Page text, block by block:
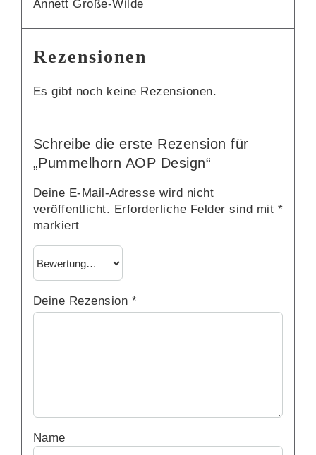
Annett Große-Wilde
Rezensionen
Es gibt noch keine Rezensionen.
Schreibe die erste Rezension für
„Pummelhorn AOP Design“
Deine E-Mail-Adresse wird nicht
veröffentlicht. Erforderliche Felder sind mit *
markiert
Deine Rezension *
Name